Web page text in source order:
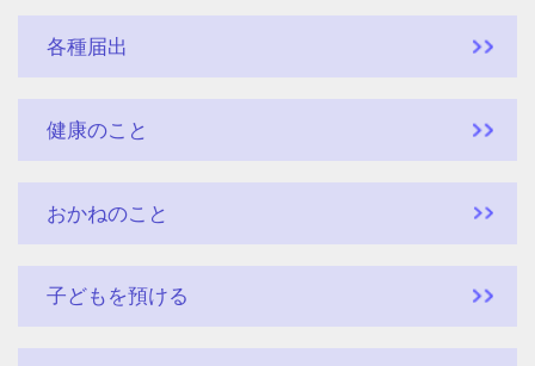
各種届出
健康のこと
おかねのこと
子どもを預ける